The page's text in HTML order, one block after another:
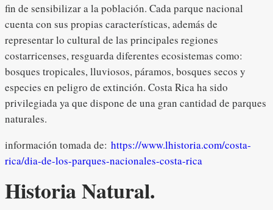
fin de sensibilizar a la población. Cada parque nacional
cuenta con sus propias características, además de
representar lo cultural de las principales regiones
costarricenses, resguarda diferentes ecosistemas como:
bosques tropicales, lluviosos, páramos, bosques secos y
especies en peligro de extinción. Costa Rica ha sido
privilegiada ya que dispone de una gran cantidad de parques
naturales.
información tomada de: https://www.lhistoria.com/costa-
rica/dia-de-los-parques-nacionales-costa-rica
Historia Natural.